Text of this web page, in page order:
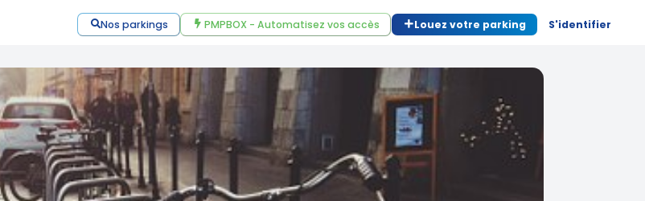
Nos parkings PMPBOX - Automatisez vos accès Louez votre parking S'identifier